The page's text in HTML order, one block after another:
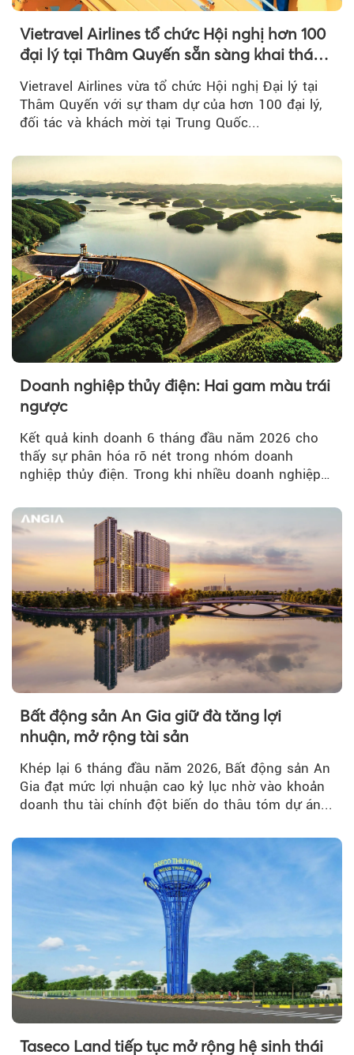
Vietravel Airlines tổ chức Hội nghị hơn 100
đại lý tại Thâm Quyến sẵn sàng khai thác
đường bay thẳng TP.HCM - Thâm Quyến
Vietravel Airlines vừa tổ chức Hội nghị Đại lý tại
Thâm Quyến với sự tham dự của hơn 100 đại lý,
đối tác và khách mời tại Trung Quốc...
Doanh nghiệp thủy điện: Hai gam màu trái
ngược
Kết quả kinh doanh 6 tháng đầu năm 2026 cho
thấy sự phân hóa rõ nét trong nhóm doanh
nghiệp thủy điện. Trong khi nhiều doanh nghiệp
Bất động sản An Gia giữ đà tăng lợi
nhuận, mở rộng tài sản
Khép lại 6 tháng đầu năm 2026, Bất động sản An
Gia đạt mức lợi nhuận cao kỷ lục nhờ vào khoản
doanh thu tài chính đột biến do thâu tóm dự án...
Taseco Land tiếp tục mở rộng hệ sinh thái